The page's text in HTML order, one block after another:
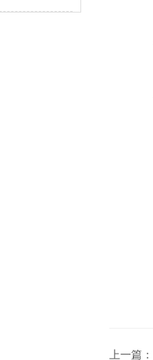
上一篇：